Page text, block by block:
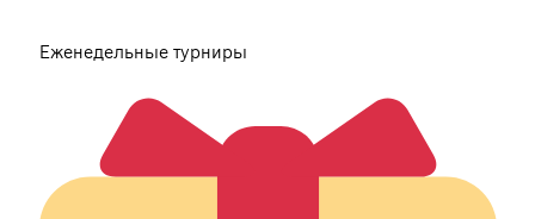
Еженедельные турниры